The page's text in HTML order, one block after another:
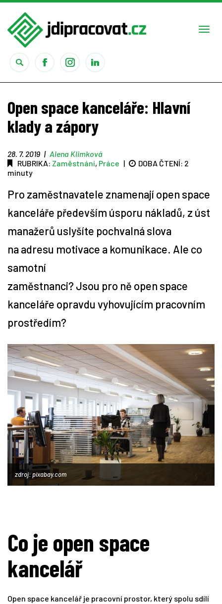
Obory
Rady
Reality show
Tipy
Časopis
Open space kanceláře: Hlavní
klady a zápory
28. 7. 2019 | Alena Klimková
RUBRIKA: Zaměstnání, Práce | DOBA ČTENÍ: 2
minuty
Pro zaměstnavatele znamenají open space
kanceláře především úsporu nákladů, z úst
manažerů uslyšíte pochvalná slova
na adresu motivace a komunikace. Ale co
samotní
zaměstnanci? Jsou pro ně open space
kanceláře opravdu vyhovujícím pracovním
prostředím?
zdroj: pixabay.com
Co je open space
kancelář
Open space kancelář je pracovní prostor, který spolu sdílí